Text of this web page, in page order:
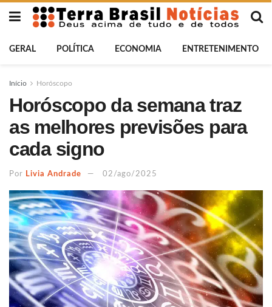
GERAL POLÍTICA ECONOMIA ENTRETENIMENTO
Início Horóscopo
Horóscopo da semana traz
as melhores previsões para
cada signo
Por Livia Andrade 02/ago/2025